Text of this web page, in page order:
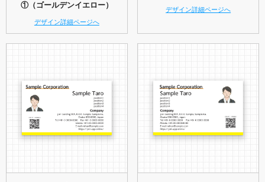
①（ゴールデンイエロー）
デザイン詳細ページへ
デザイン詳細ページへ